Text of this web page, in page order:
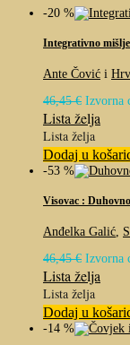
-20 %
Integrativno
Ante Čović i
46,45€ Izvorna
Lista želja
Lista želja
Dodaj u
-53 %
Visovac :
Anđelka Galić
46,45€ Izvorna
Lista želja
Lista želja
Dodaj u
-14 %